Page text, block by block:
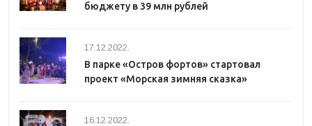
бюджету в 39 млн рублей
17.12.2022.
В парке «Остров фортов» стартовал
проект «Морская зимняя сказка»
16.12.2022.